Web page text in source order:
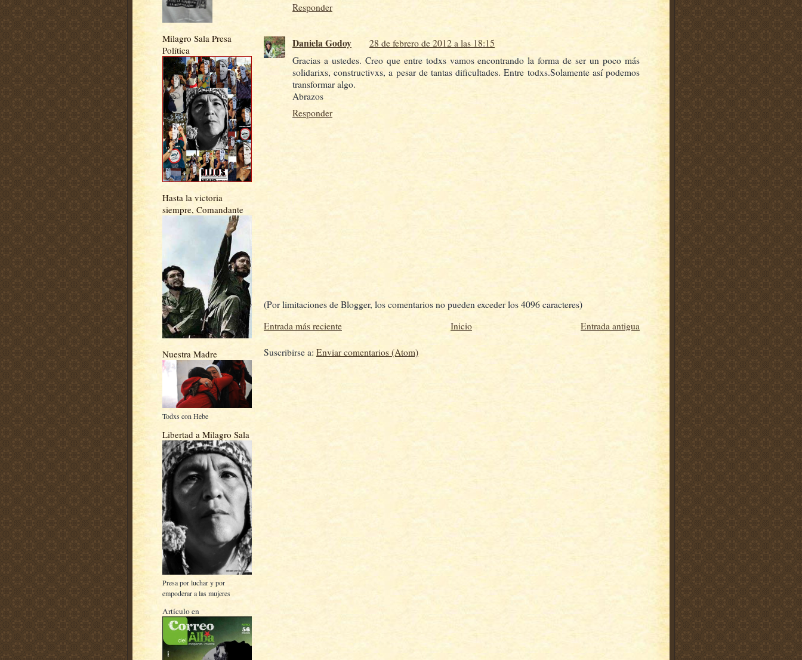
Milagro Sala Presa
Política
Hasta la victoria
siempre, Comandante
Nuestra Madre
Todxs con Hebe
Libertad a Milagro Sala
Presa por luchar y por
empoderar a las mujeres
Artículo en
Responder
Daniela Godoy
28 de febrero de 2012 a las 18:15
Gracias a ustedes. Creo que entre todxs vamos encontrando la forma de ser un poco más
solidarixs, constructivxs, a pesar de tantas dificultades. Entre todxs.Solamente así podemos
transformar algo.
Abrazos
Responder
(Por limitaciones de Blogger, los comentarios no pueden exceder los 4096 caracteres)
Entrada más reciente
Entrada antigua
Inicio
Suscribirse a: Enviar comentarios (Atom)